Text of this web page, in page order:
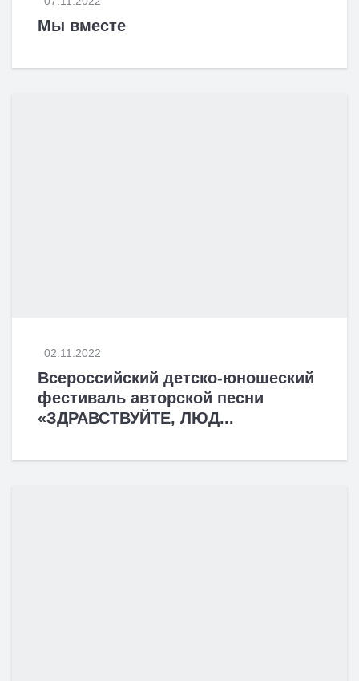
Мы вместе
02.11.2022
Всероссийский детско-юношеский
фестиваль авторской песни
«ЗДРАВСТВУЙТЕ, ЛЮД...